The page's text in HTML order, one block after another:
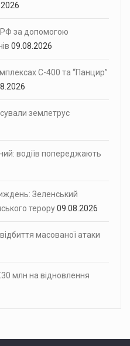
РФ за допомогою
09.08.2026
С-400 та “Панцир”
землетрус
водіїв попереджають
Зеленський
терору09.08.2026
масованої атаки
млн на відновлення